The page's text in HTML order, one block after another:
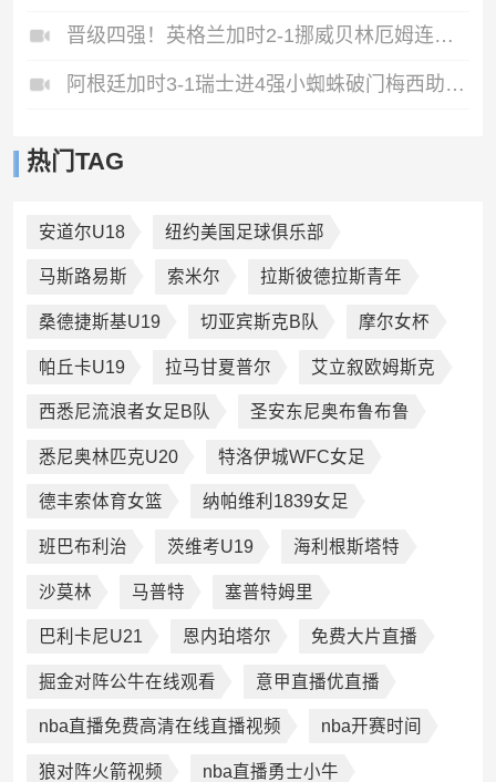
晋级四强！英格兰加时2-1挪威贝林厄姆连场双响谢尔德鲁普破门
阿根廷加时3-1瑞士进4强小蜘蛛破门梅西助攻麦卡恩博洛假摔染红
热门TAG
安道尔U18 纽约美国足球俱乐部
马斯路易斯 索米尔 拉斯彼德拉斯青年
桑德捷斯基U19 切亚宾斯克B队 摩尔女杯
帕丘卡U19 拉马甘夏普尔 艾立叙欧姆斯克
西悉尼流浪者女足B队 圣安东尼奥布鲁布鲁
悉尼奥林匹克U20 特洛伊城WFC女足
德丰索体育女篮 纳帕维利1839女足
班巴布利治 茨维考U19 海利根斯塔特
沙莫林 马普特 塞普特姆里
巴利卡尼U21 恩内珀塔尔 免费大片直播
掘金对阵公牛在线观看 意甲直播优直播
nba直播免费高清在线直播视频 nba开赛时间
狼对阵火箭视频 nba直播勇士小牛